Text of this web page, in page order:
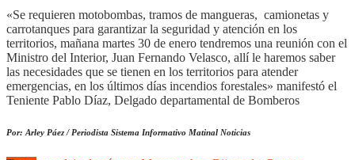
«Se requieren motobombas, tramos de mangueras, camionetas y
carrotanques para garantizar la seguridad y atención en los
territorios, mañana martes 30 de enero tendremos una reunión con el
Ministro del Interior, Juan Fernando Velasco, allí le haremos saber
las necesidades que se tienen en los territorios para atender
emergencias, en los últimos días incendios forestales» manifestó el
Teniente Pablo Díaz, Delgado departamental de Bomberos
Por: Arley Páez / Periodista Sistema Informativo Matinal Noticias